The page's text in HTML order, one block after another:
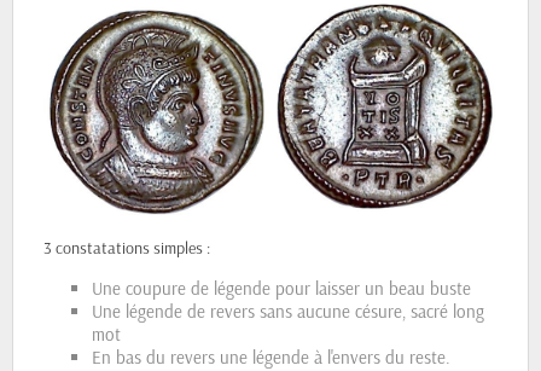
3 constatations simples :
Une coupure de légende pour laisser un beau buste
Une légende de revers sans aucune césure, sacré long
mot
En bas du revers une légende à l'envers du reste.